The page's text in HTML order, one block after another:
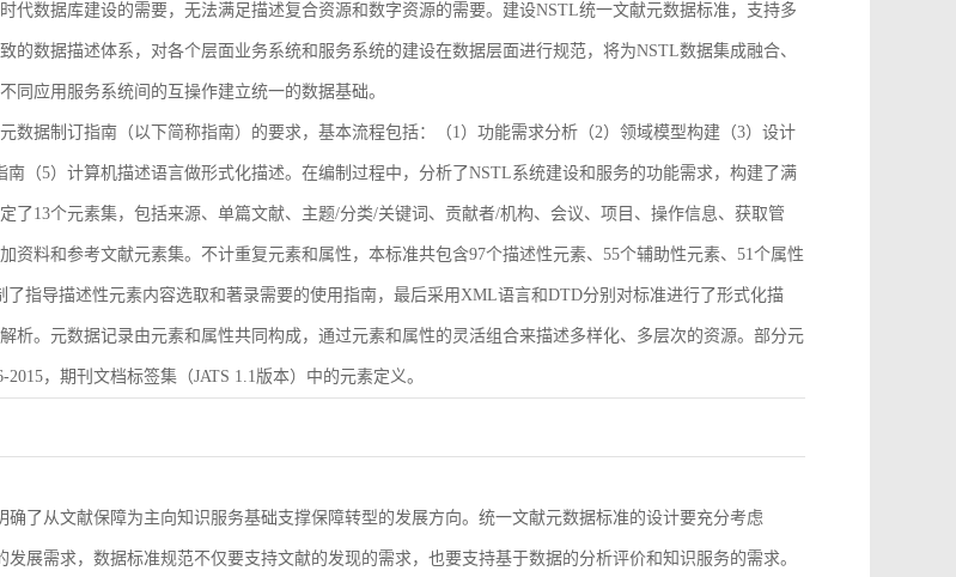
3166-1）
639-1）
代数据库建设的需要，无法满足描述复合资源和数字资源的需要。建设NSTL统一文献元数据标准，支持多
的数据描述体系，对各个层面业务系统和服务系统的建设在数据层面进行规范，将为NSTL数据集成融合、
同应用服务系统间的互操作建立统一的数据基础。
数据制订指南（以下简称指南）的要求，基本流程包括：（1）功能需求分析（2）领域模型构建（3）设计
南（5）计算机描述语言做形式化描述。在编制过程中，分析了NSTL系统建设和服务的功能需求，构建了满
了13个元素集，包括来源、单篇文献、主题/分类/关键词、贡献者/机构、会议、项目、操作信息、获取管
资料和参考文献元素集。不计重复元素和属性，本标准共包含97个描述性元素、55个辅助性元素、51个属性
了指导描述性元素内容选取和著录需要的使用指南，最后采用XML语言和DTD分别对标准进行了形式化描
析。元数据记录由元素和属性共同构成，通过元素和属性的灵活组合来描述多样化、多层次的资源。部分元
，期刊文档标签集（JATS 1.1版本）中的元素定义。
确了从文献保障为主向知识服务基础支撑保障转型的发展方向。统一文献元数据标准的设计要充分考虑
展需求，数据标准规范不仅要支持文献的发现的需求，也要支持基于数据的分析评价和知识服务的需求。